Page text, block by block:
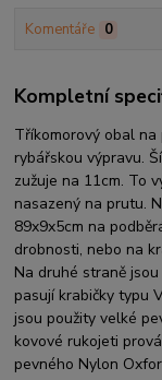
Komentáře 0
Kompletní
Tříkomorový obal
rybářskou výpravu.
zužuje na 11cm. To
nasazený na prutu.
89x9x5cm na
drobnosti, nebo na
Na druhé straně
pasují krabičky typu
jsou použity velké
kovové rukojeti
pevného Nylon